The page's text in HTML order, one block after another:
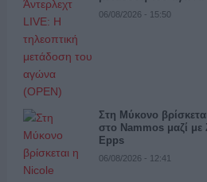
06/08/2026 - 15:50
Στη Μύκονο
στο Nammos μαζί με
Epps
06/08/2026 - 12:41